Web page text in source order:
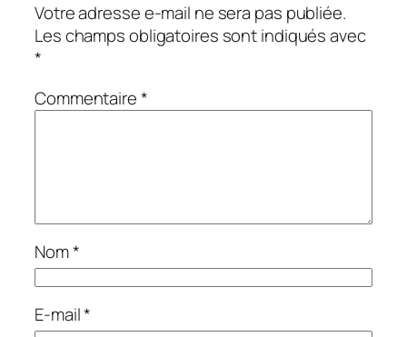
Votre adresse e-mail ne sera pas publiée.
Les champs obligatoires sont indiqués avec
*
Commentaire*
Nom*
E-mail*